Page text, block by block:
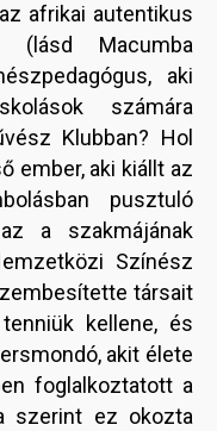
afrikai autentikus
(lásd Macumba
aki
számára
Klubban? Hol
ember, aki kiállt az
pusztuló
a szakmájának
Színész
társait
kellene, és
akit élete
foglalkoztatott a
szerint ez okozta